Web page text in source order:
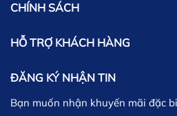
CHÍNH SÁCH
HỖ TRỢ KHÁCH HÀNG
ĐĂNG KÝ NHẬN TIN
Bạn muốn nhận khuyến mãi đặc